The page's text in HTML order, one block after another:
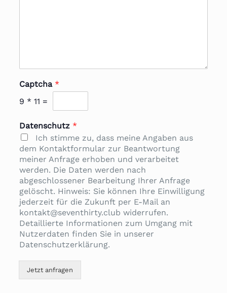
Captcha *
9 * 11 =
Datenschutz *
Ich stimme zu, dass meine Angaben aus
dem Kontaktformular zur Beantwortung
meiner Anfrage erhoben und verarbeitet
werden. Die Daten werden nach
abgeschlossener Bearbeitung Ihrer Anfrage
gelöscht. Hinweis: Sie können Ihre Einwilligung
jederzeit für die Zukunft per E-Mail an
kontakt@seventhirty.club widerrufen.
Detaillierte Informationen zum Umgang mit
Nutzerdaten finden Sie in unserer
Datenschutzerklärung.
Jetzt anfragen